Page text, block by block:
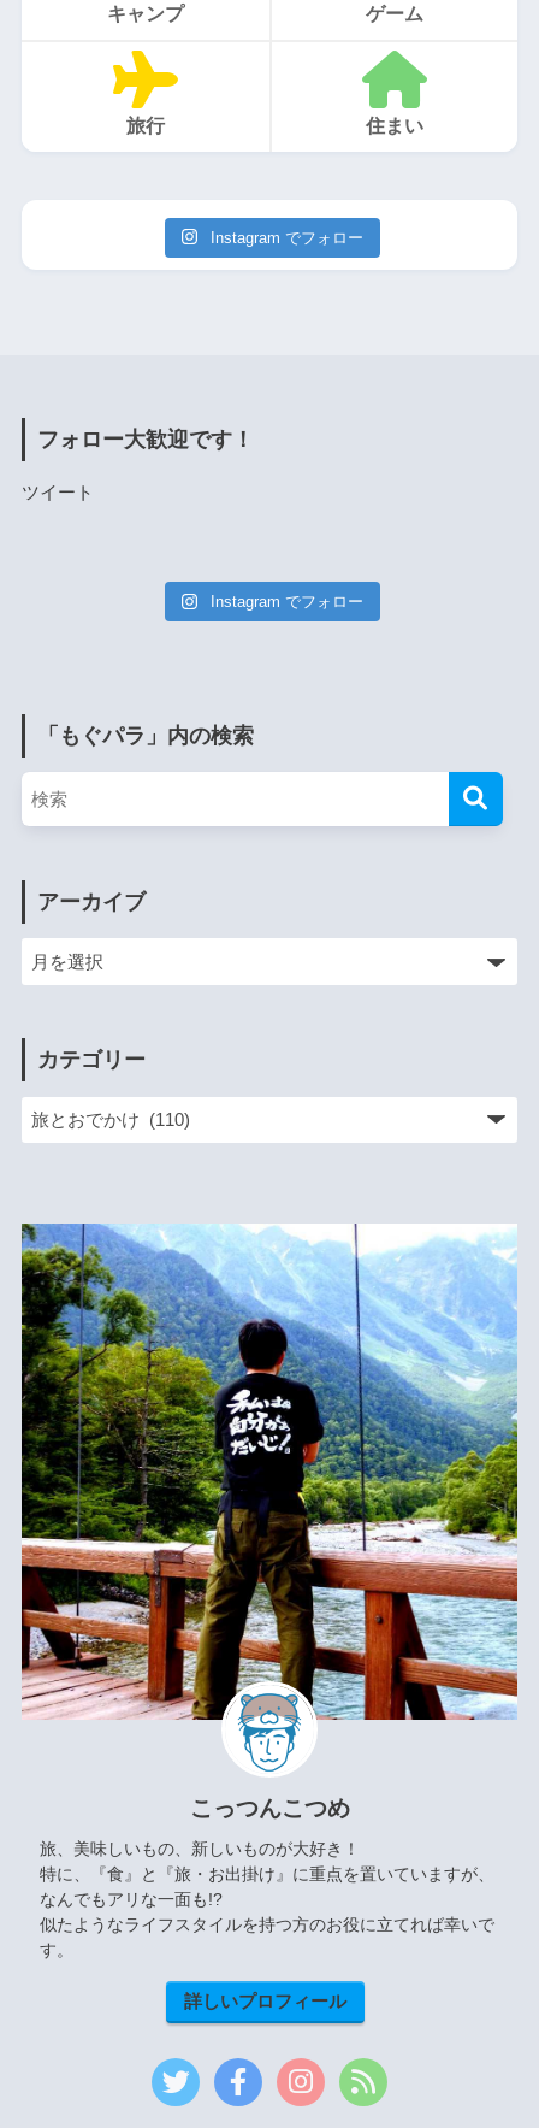
キャンプ ゲーム
旅行 住まい
Instagram でフォロー
フォロー大歓迎です！
ツイート
Instagram でフォロー
「もぐパラ」内の検索
アーカイブ
カテゴリー
こっつんこつめ
旅、美味しいもの、新しいものが大好き！
特に、『食』と『旅・お出掛け』に重点を置いていますが、
なんでもアリな一面も!?
似たようなライフスタイルを持つ方のお役に立てれば幸いで
す。
詳しいプロフィール